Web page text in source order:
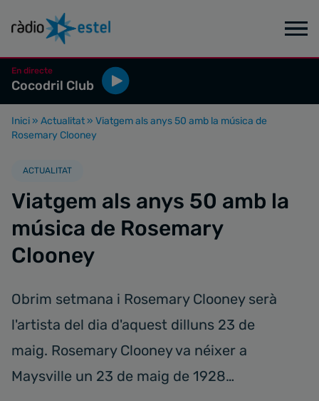
En directe
Cocodril Club
Inici » Actualitat » Viatgem als anys 50 amb la música de
Rosemary Clooney
ACTUALITAT
Viatgem als anys 50 amb la
música de Rosemary
Clooney
Obrim setmana i Rosemary Clooney serà
l'artista del dia d'aquest dilluns 23 de
maig. Rosemary Clooney va néixer a
Maysville un 23 de maig de 1928…